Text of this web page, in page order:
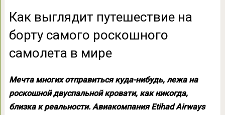
Как выглядит путешествие на
борту самого роскошного
самолета в мире
Мечта многих отправиться куда-нибудь, лежа на
роскошной двуспальной кровати, как никогда,
близка к реальности. Авиакомпания Etihad Airways